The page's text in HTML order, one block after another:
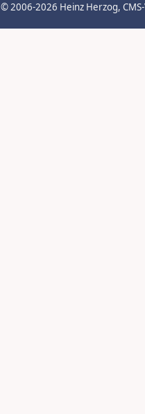
© 2006-2026 Heinz Herzog,